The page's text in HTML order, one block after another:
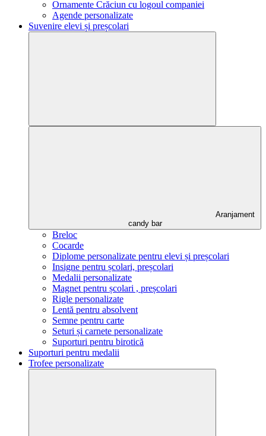
Ornamente Crăciun cu logoul companiei
Agende personalizate
Suvenire elevi și preșcolari
Aranjament
candy bar
Breloc
Cocarde
Diplome personalizate pentru elevi și preșcolari
Insigne pentru școlari, preșcolari
Medalii personalizate
Magnet pentru școlari , preșcolari
Rigle personalizate
Lentă pentru absolvent
Semne pentru carte
Seturi și carnete personalizate
Suporturi pentru birotică
Suporturi pentru medalii
Trofee personalizate